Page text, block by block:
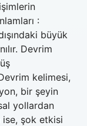
:
büyük
Devrim
kelimesi,
bir şeyin
yollardan
ise, şok etkisi